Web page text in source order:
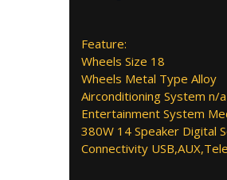
Feature:
Wheels Size 18
Wheels Metal Type Alloy
Airconditioning System n/a
Entertainment System
380W 14 Speaker Digital
Connectivity